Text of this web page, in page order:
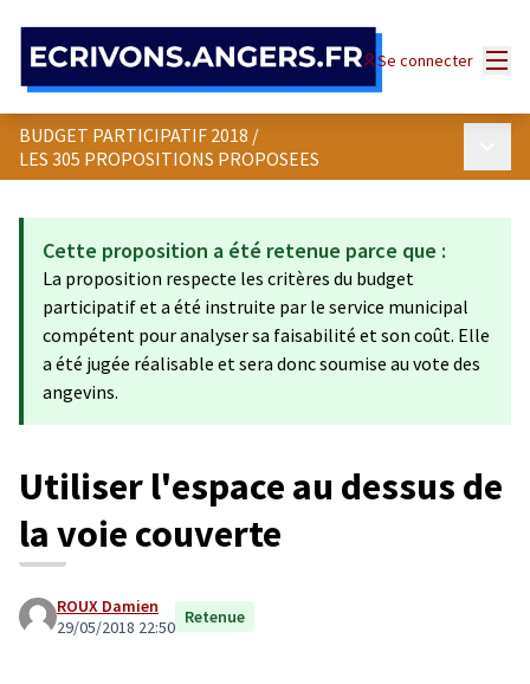
Se connecter
BUDGET PARTICIPATIF 2018 /
LES 305 PROPOSITIONS PROPOSEES
Cette proposition a été retenue parce que :
La proposition respecte les critères du budget
participatif et a été instruite par le service municipal
compétent pour analyser sa faisabilité et son coût. Elle
a été jugée réalisable et sera donc soumise au vote des
angevins.
Utiliser l'espace au dessus de
la voie couverte
ROUX Damien
29/05/2018 22:50 Retenue